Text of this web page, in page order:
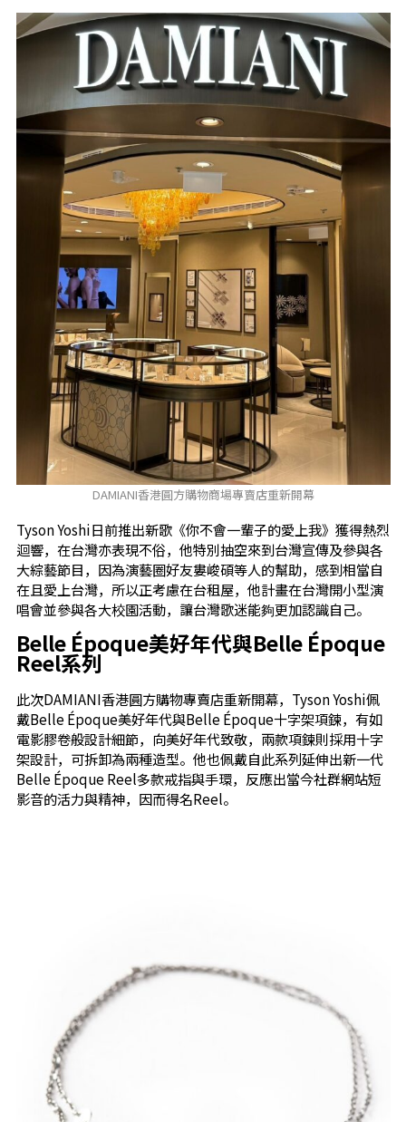
DAMIANI香港圓方購物商場專賣店重新開幕
Tyson Yoshi日前推出新歌《你不會一輩子的愛上我》獲得熱烈
迴響，在台灣亦表現不俗，他特別抽空來到台灣宣傳及參與各
大綜藝節目，因為演藝圈好友婁峻碩等人的幫助，感到相當自
在且愛上台灣，所以正考慮在台租屋，他計畫在台灣開小型演
唱會並參與各大校園活動，讓台灣歌迷能夠更加認識自己。
Belle Époque美好年代與Belle Époque
Reel系列
此次DAMIANI香港圓方購物專賣店重新開幕，Tyson Yoshi佩
戴Belle Époque美好年代與Belle Époque十字架項鍊，有如
電影膠卷般設計細節，向美好年代致敬，兩款項鍊則採用十字
架設計，可拆卸為兩種造型。他也佩戴自此系列延伸出新一代
Belle Époque Reel多款戒指與手環，反應出當今社群網站短
影音的活力與精神，因而得名Reel。